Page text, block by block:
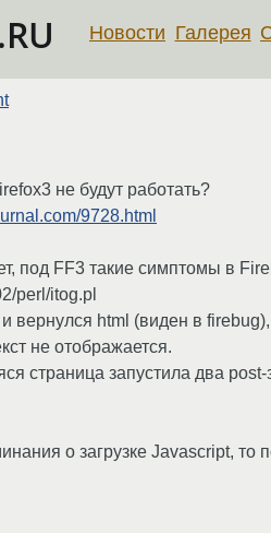
Новости Галерея
не будут работать?
9728.html
под FF3 такие симптомы в
perl/itog.pl
вернулся html (виден в firebug),
не отображается.
страница запустила два
о загрузке Javascript, то